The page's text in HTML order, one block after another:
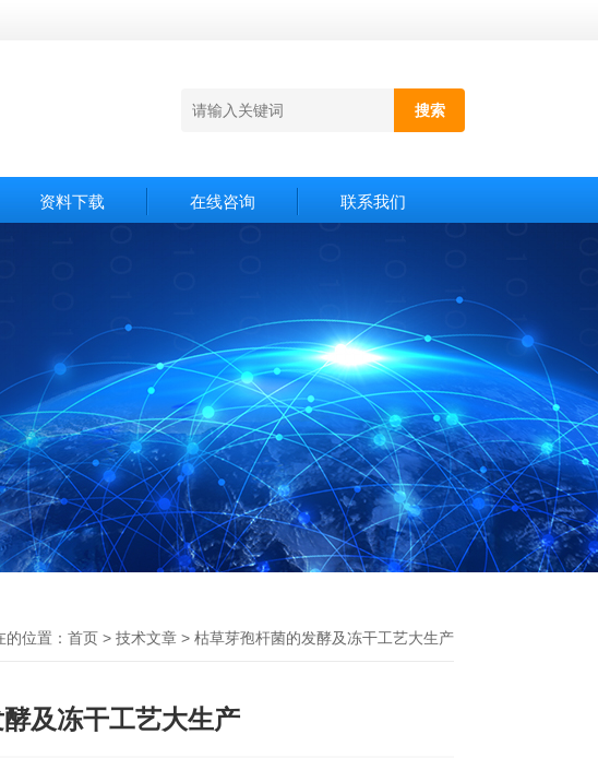
资料下载 在线咨询 联系我们
的位置： 首页 > 技术文章 > 枯草芽孢杆菌的发酵及冻干工艺大生产
及冻干工艺大生产